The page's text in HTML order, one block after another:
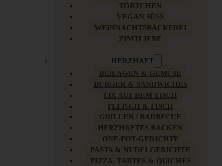
TÖRTCHEN
VEGAN SÜSS
WEIHNACHTSBÄCKEREI
ZIMTLIEBE
HERZHAFT
BEILAGEN & GEMÜSE
BURGER & SANDWICHES
FIX AUF DEM TISCH
FLEISCH & FISCH
GRILLEN / BARBECUE
HERZHAFTES BACKEN
ONE-POT-GERICHTE
PASTA & NUDELGERICHTE
PIZZA, TARTES & QUICHES